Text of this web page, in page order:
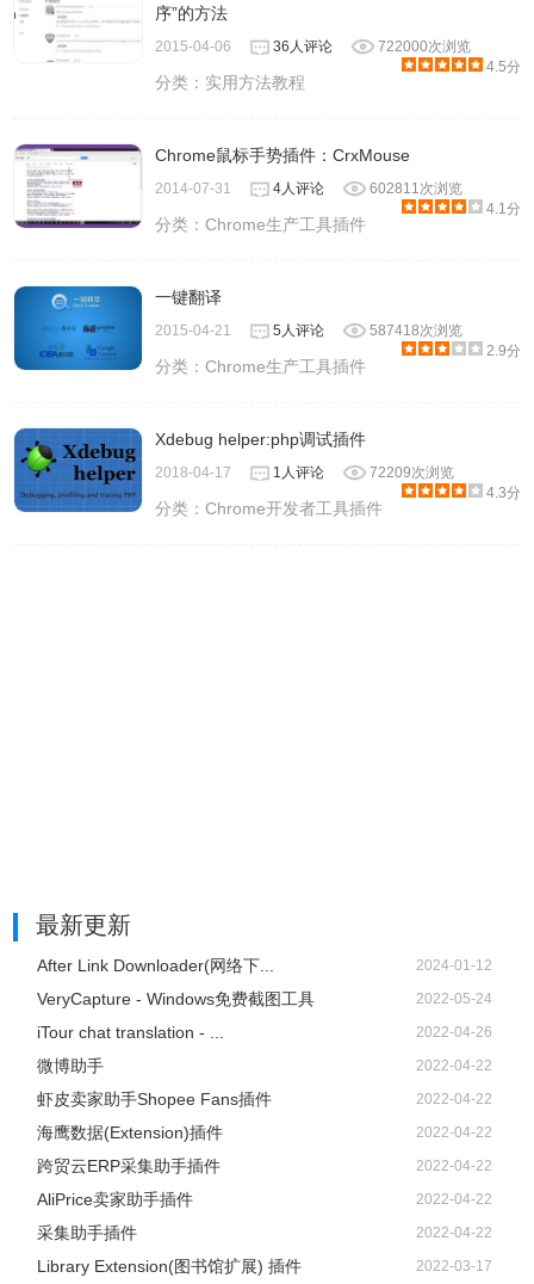
序”的方法
2015-04-06 36人评论
722000次浏览
4.5分
分类： 实用方法教程
Chrome鼠标手势插件：CrxMouse
2014-07-31 4人评论
602811次浏览
4.1分
分类：Chrome生产工具插件
一键翻译
2015-04-21 5人评论
587418次浏览
2.9分
分类：Chrome生产工具插件
Xdebug helper:php调试插件
2018-04-17 1人评论
72209次浏览
4.3分
分类：Chrome开发者工具插件
最新更新
After Link Downloader(网络下... 2024-01-12
VeryCapture - Windows免费截图工具 2022-05-24
iTour chat translation - ... 2022-04-26
微博助手 2022-04-22
虾皮卖家助手Shopee Fans插件 2022-04-22
海鹰数据(Extension)插件 2022-04-22
跨贸云ERP采集助手插件 2022-04-22
AliPrice卖家助手插件 2022-04-22
采集助手插件 2022-04-22
Library Extension(图书馆扩展) 插件 2022-03-17